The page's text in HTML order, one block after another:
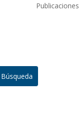
Publicaciones